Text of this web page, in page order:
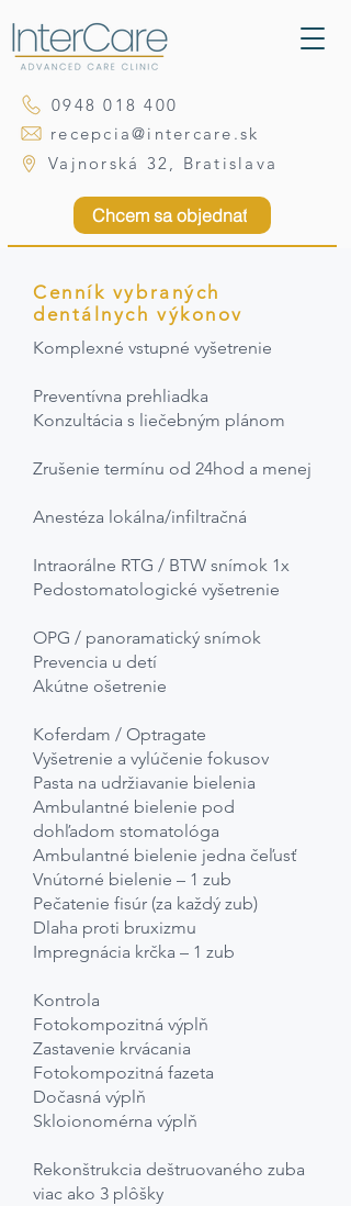
0948 018 400
recepcia@intercare.sk
Vajnorská 32, Bratislava
Chcem sa objednať
Cenník vybraných
dentálnych výkonov
Komplexné vstupné vyšetrenie
Preventívna prehliadka
Konzultácia s liečebným plánom
Zrušenie termínu od 24hod a menej
Anestéza lokálna/infiltračná
Intraorálne RTG / BTW snímok 1x
Pedostomatologické vyšetrenie
OPG / panoramatický snímok
Prevencia u detí
Akútne ošetrenie
Koferdam / Optragate
Vyšetrenie a vylúčenie fokusov
Pasta na udržiavanie bielenia
Ambulantné bielenie pod
dohľadom stomatológa
Ambulantné bielenie jedna čeľusť
Vnútorné bielenie – 1 zub
Pečatenie fisúr (za každý zub)
Dlaha proti bruxizmu
Impregnácia krčka – 1 zub
Kontrola
Fotokompozitná výplň
Zastavenie krvácania
Fotokompozitná fazeta
Dočasná výplň
Skloionomérna výplň
Rekonštrukcia deštruovaného zuba
viac ako 3 plôšky